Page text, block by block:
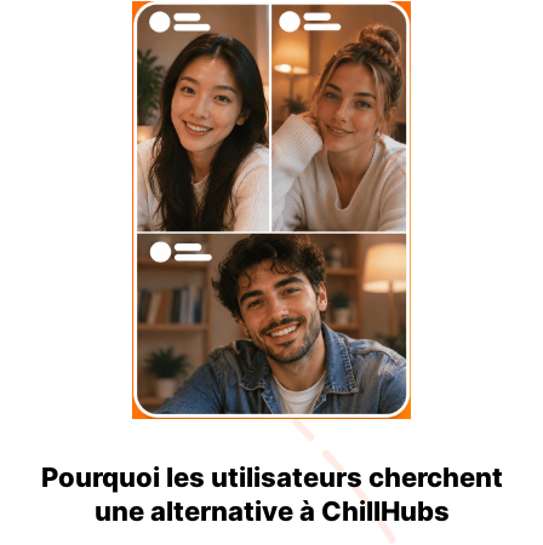
Pourquoi les utilisateurs cherchent
une alternative à ChillHubs